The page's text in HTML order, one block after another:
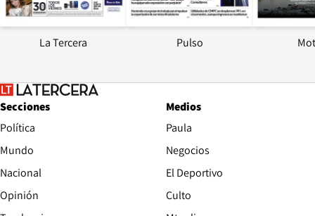
La Tercera Pulso
Secciones
Política
Mundo
Nacional
Opinión
Medios
Paula
Negocios
El Deportivo
Culto